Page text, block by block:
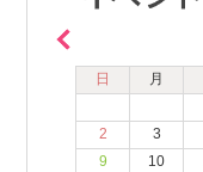
日 月
2
3
9
10